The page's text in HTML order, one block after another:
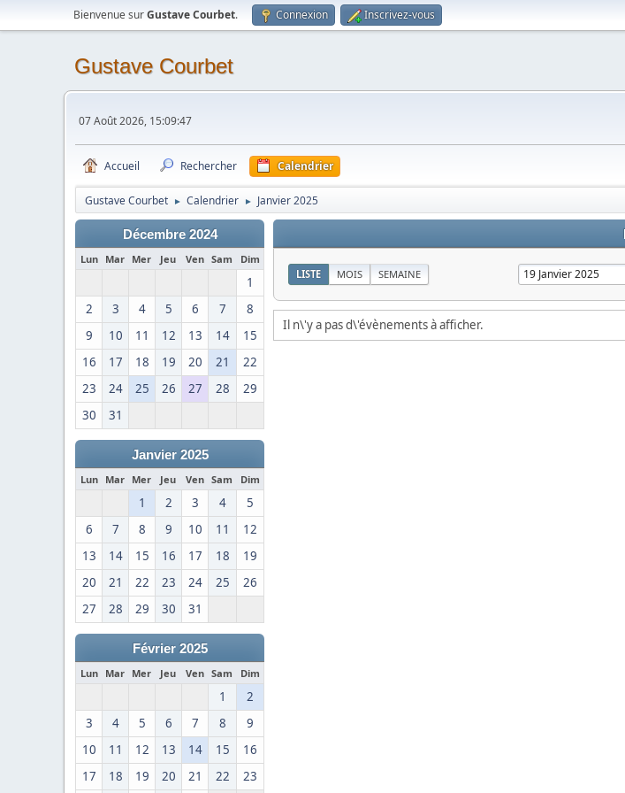
Bienvenue surGustave Courbet. Connexion Inscrivez-vous
Gustave Courbet
07 Août 2026, 15:09:47
Accueil Rechercher Calendrier
Gustave Courbet ► Calendrier ► Janvier 2025
Décembre 2024
Lun Mar Mer Jeu Ven Sam Dim
1
2
3 4 5 6 7
8
9
10 11 12 13 14
15
16
17 18 19 20 21
22
23
24 25 26 27 28
29
30
31
Janvier 2025
Lun Mar Mer Jeu Ven Sam Dim
1 2 3 4
5
6
7 8 9 10 11
12
13
14 15 16 17 18
19
20
21 22 23 24 25
26
27
28 29 30 31
Février 2025
Lun Mar Mer Jeu Ven Sam Dim
1
2
3
4 5 6 7 8
9
10
11 12 13 14 15
16
17
18 19 20 21 22 23
LISTE MOIS SEMAINE
Il n\'y a pas d\'évènements à afficher.